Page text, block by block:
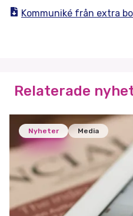
Kommuniké från extra
Relaterade
Nyheter Media